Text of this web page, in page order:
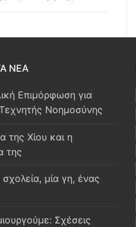
ΝΈΑ
Επιμόρφωση για
Νοημοσύνης
της Χίου και η
της
μία γη, ένας
Σχέσεις